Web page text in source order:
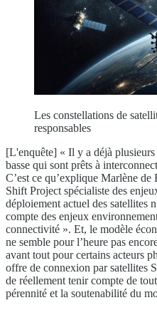
Les constellations de
responsables
[L'enquête] « Il y a déjà
basse qui sont prêts à
C’est ce qu’explique Marlène
Shift Project spécialiste des
déploiement actuel des satellites
compte des enjeux
connectivité ». Et, le modèle
ne semble pour l’heure pas
avant tout pour certains acteurs
offre de connexion par satellites
de réellement tenir compte de
pérennité et la soutenabilité du